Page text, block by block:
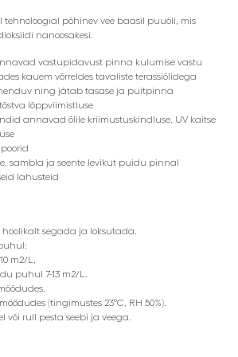
tehnoloogial põhinev vee baasil puuõli, mis
nanoosakesi.
vastupidavust pinna kulumise vastu
kauem võrreldes tavaliste terassiõlidega
ning jätab tasase ja puitpinna
lõppviimistluse
annavad õlile kriimustuskindluse, UV kaitse
sambla ja seente levikut puidu pinnal
lahusteid
hoolikalt segada ja loksutada.
m2/L,
puhul 7-13 m2/L.
(tingimustes 23°C, RH 50%).
või rull pesta seebi ja veega.